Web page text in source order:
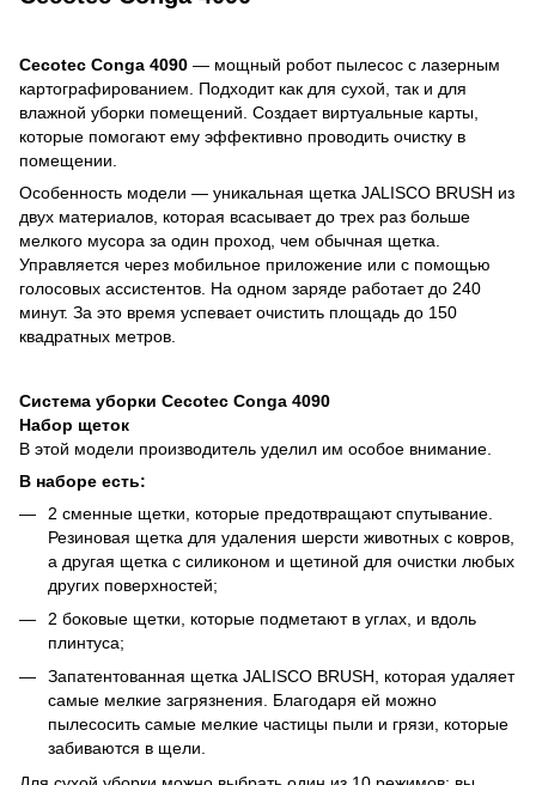
Cecotec Conga 4090 — мощный робот пылесос с лазерным
картографированием. Подходит как для сухой, так и для
влажной уборки помещений. Создает виртуальные карты,
которые помогают ему эффективно проводить очистку в
помещении.
Особенность модели — уникальная щетка JALISCO BRUSH из
двух материалов, которая всасывает до трех раз больше
мелкого мусора за один проход, чем обычная щетка.
Управляется через мобильное приложение или с помощью
голосовых ассистентов. На одном заряде работает до 240
минут. За это время успевает очистить площадь до 150
квадратных метров.
Система уборки Cecotec Conga 4090
Набор щеток
В этой модели производитель уделил им особое внимание.
В наборе есть:
2 сменные щетки, которые предотвращают спутывание.
Резиновая щетка для удаления шерсти животных с ковров,
а другая щетка с силиконом и щетиной для очистки любых
других поверхностей;
2 боковые щетки, которые подметают в углах, и вдоль
плинтуса;
Запатентованная щетка JALISCO BRUSH, которая удаляет
самые мелкие загрязнения. Благодаря ей можно
пылесосить самые мелкие частицы пыли и грязи, которые
забиваются в щели.